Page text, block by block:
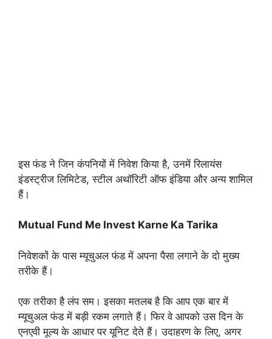
इस फंड ने जिन कंपनियों में निवेश किया है, उनमें रिलायंस
इंडस्ट्रीज लिमिटेड, स्टील अथॉरिटी ऑफ इंडिया और अन्य शामिल
हैं।
Mutual Fund Me Invest Karne Ka Tarika
निवेशकों के पास म्यूचुअल फंड में अपना पैसा लगाने के दो मुख्य
तरीके हैं।
एक तरीका है लंप सम। इसका मतलब है कि आप एक बार में
म्यूचुअल फंड में बड़ी रकम लगाते हैं। फिर वे आपको उस दिन के
एनएवी मूल्य के आधार पर यूनिट देते हैं। उदाहरण के लिए, अगर